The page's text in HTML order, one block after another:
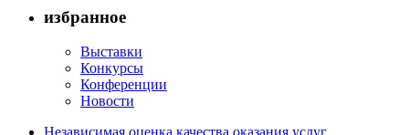
избранное
Выставки
Конкурсы
Конференции
Новости